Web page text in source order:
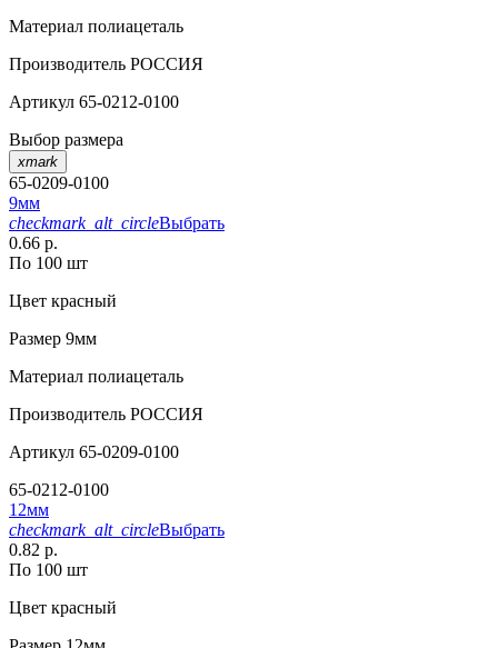
Материал полиацеталь
Производитель РОССИЯ
Артикул 65-0212-0100
Выбор размера
xmark
65-0209-0100
9мм
checkmark_alt_circleВыбрать
0.66 р.
По 100 шт
Цвет красный
Размер 9мм
Материал полиацеталь
Производитель РОССИЯ
Артикул 65-0209-0100
65-0212-0100
12мм
checkmark_alt_circleВыбрать
0.82 р.
По 100 шт
Цвет красный